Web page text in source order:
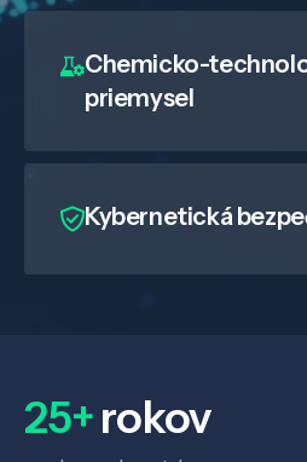
Chemicko-
priemysel
Kybernetická
25+rokov